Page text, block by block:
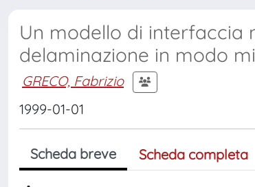
Un modello di interfaccia
delaminazione in modo
GRECO, Fabrizio
1999-01-01
Scheda breve Scheda completa